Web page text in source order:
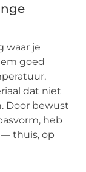
waar je
goed
dat niet
Door bewust
heb
— thuis, op